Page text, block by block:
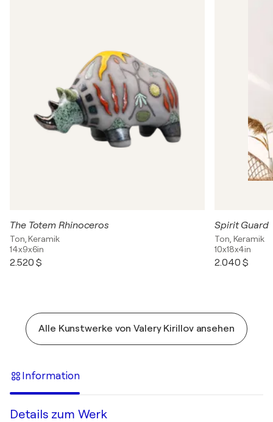
The Totem Rhinoceros
Ton, Keramik
14x9x6in
2.520 $
Spirit Guard
Ton, Keramik
10x18x4in
2.040 $
Alle Kunstwerke von Valery Kirillov ansehen
Information
Details zum Werk